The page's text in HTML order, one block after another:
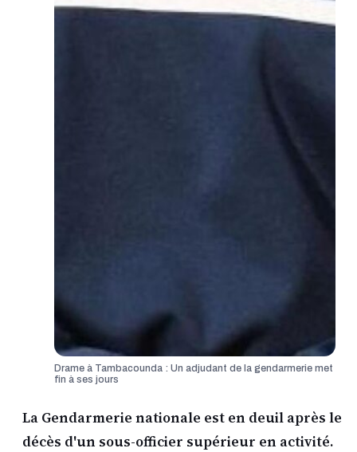
Drame à Tambacounda : Un adjudant de la gendarmerie met
fin à ses jours
La Gendarmerie nationale est en deuil après le
décès d'un sous-officier supérieur en activité.